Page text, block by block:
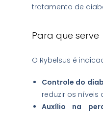
tratamento de
Para que serve
O Rybelsus é
Controle do
reduzir os níveis
Auxílio na